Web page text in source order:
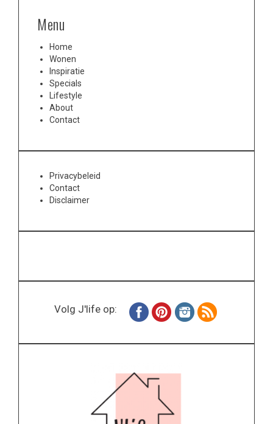
Menu
Home
Wonen
Inspiratie
Specials
Lifestyle
About
Contact
Privacybeleid
Contact
Disclaimer
Volg J'life op: